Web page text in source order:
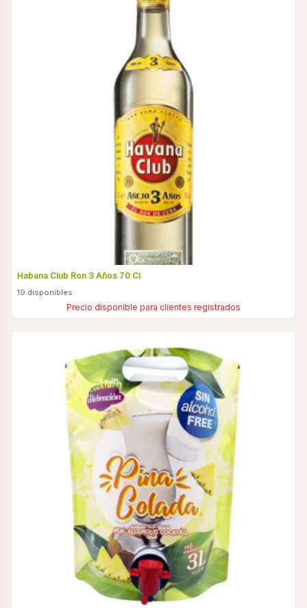
Habana Club Ron 3 Años 70 Cl
19 disponibles
Precio disponible para clientes registrados